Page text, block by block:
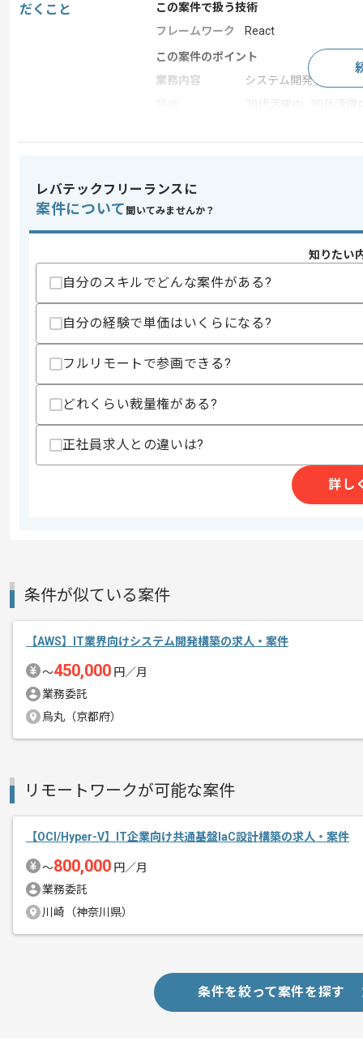
だくこと
この案件で扱う技術
フレームワーク
React
この案件のポイント
業務内容
システム開発 , 受託開
20代活躍中 , 30代活
スキル
・Azure環境の設計及び構築経験
歓迎スキル
・Goを用いた開発経験
スキルに不安がある方へ
上記に似た経験やスキルをお持ちであれば申
その他募集要項
商談回数
募集人数
作業開始日
2026/01/13
ソフトウェア開発や電子電気系開発、
基本的には常駐での作業を見込んでおり
チームでの開発が得意な方にマッチしま
レバテックフリーランスに
案件について 聞いてみませんか？
知りたい
自分のスキルでどんな案件がある?
自分の経験で単価はいくらになる?
フルリモートで参画できる?
どれくらい裁量権がある?
正社員求人との違いは?
詳し
条件が似ている案件
【AWS】IT業界向けシステム開発構築の求人・案件
〜450,000 円／月
業務委託
烏丸（京都府）
リモートワークが可能な案件
【OCI/Hyper-V】IT企業向け共通基盤IaC設計構築の求人・案件
〜800,000 円／月
業務委託
川崎（神奈川県）
条件を絞って案件を探す